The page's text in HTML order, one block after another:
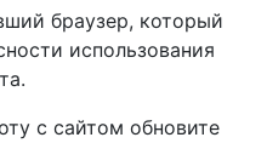
браузер, который
использования
с сайтом обновите